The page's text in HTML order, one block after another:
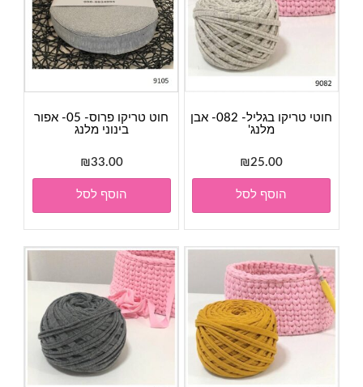
חוטי טריקו בגליל- 082- אבן
מלנג'
₪25.00
הוסף לסל
חוט טריקו פרוס- 05- אפור
בינוני מלנג
₪33.00
הוסף לסל